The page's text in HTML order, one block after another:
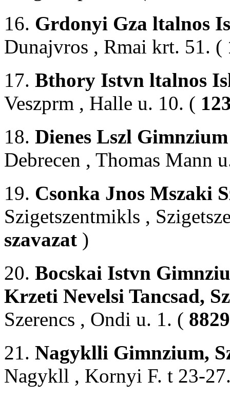
16. Grdonyi Gza ltalnos
Dunajvros , Rmai krt. 51. (
17. Bthory Istvn ltalnos
Veszprm , Halle u. 10. (
18. Dienes Lszl
Debrecen , Thomas Mann
19. Csonka Jnos Mszaki
Szigetszentmikls ,
szavazat )
20. Bocskai Istvn
Krzeti Nevelsi Tancsad,
Szerencs , Ondi u. 1. (
21. Nagyklli Gimnzium,
Nagykll , Kornyi F. t 23-